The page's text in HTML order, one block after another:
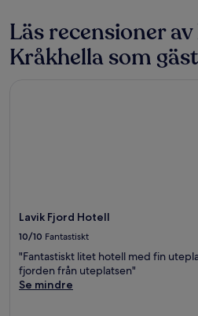
2 vuxna.
Priser
och
tillgänglighet
Läs recensioner
Kråkhella som
Lavik Fjord Hotell
10/10 Fantastiskt
"Fantastiskt litet hotell med fin
fjorden från uteplatsen"
Se mindre